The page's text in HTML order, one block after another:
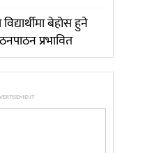
बेहोस हुने
प्रभावित